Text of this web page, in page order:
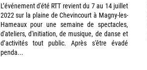
L’événement d'été RTT revient du 7 au 14 juillet
2022 sur la plaine de Chevincourt à Magny-les-
Hameaux pour une semaine de spectacles,
d'ateliers, d'initiation, de musique, de danse et
d’activités tout public. Après s'être évadé
penda...